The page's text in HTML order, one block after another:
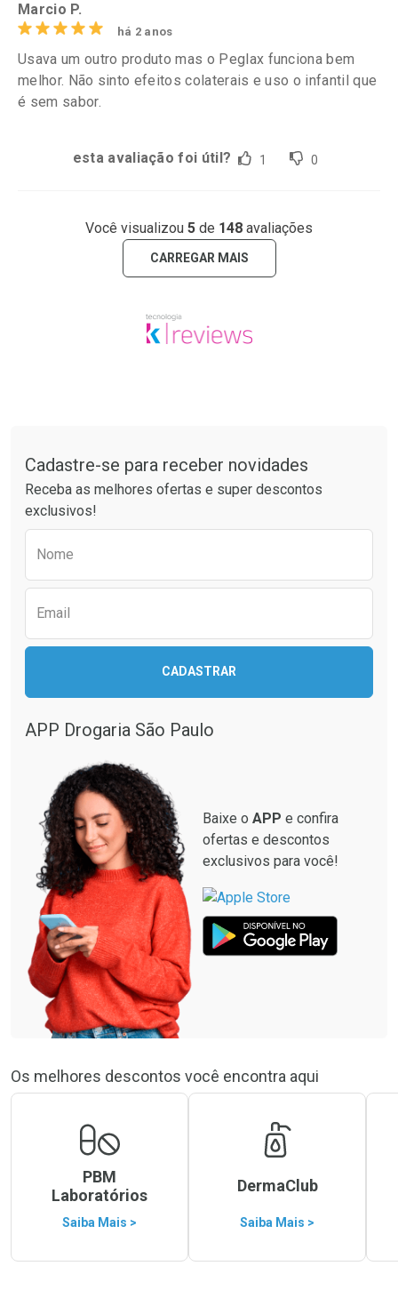
Marcio P.
há 2 anos
Usava um outro produto mas o Peglax funciona bem
melhor. Não sinto efeitos colaterais e uso o infantil que
é sem sabor.
esta avaliação foi útil? 1 0
Você visualizou 5 de 148 avaliações
CARREGAR MAIS
Cadastre-se para receber novidades
Receba as melhores ofertas e super descontos
exclusivos!
Nome
Email
CADASTRAR
APP Drogaria São Paulo
Baixe o APP e confira
ofertas e descontos
exclusivos para você!
Os melhores descontos você encontra aqui
PBM
Laboratórios
Saiba Mais >
DermaClub
Saiba Mais >